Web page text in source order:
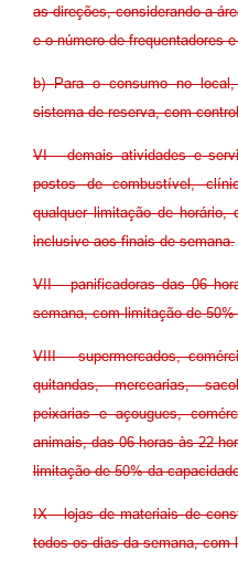
as direções, considerando a
e o número de frequentadores
b) Para o consumo no local,
sistema de reserva, com
VI - demais atividades e
postos de combustível,
qualquer limitação de horário,
inclusive aos finais de semana.
VII - panificadoras das 06
semana, com limitação de
VIII - supermercados,
quitandas, mercearias,
peixarias e açougues,
animais, das 06 horas às 22
limitação de 50% da
IX - lojas de materiais de
todos os dias da semana, com